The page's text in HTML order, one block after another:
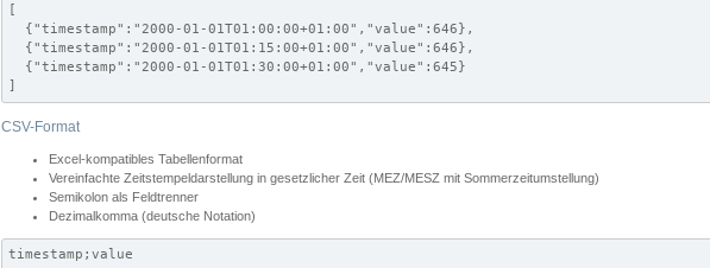
[
  {"timestamp":"2000-01-01T01:00:00+01:00","value":646},
  {"timestamp":"2000-01-01T01:15:00+01:00","value":646},
  {"timestamp":"2000-01-01T01:30:00+01:00","value":645}
]
CSV-Format
Excel-kompatibles Tabellenformat
Vereinfachte Zeitstempeldarstellung in gesetzlicher Zeit (MEZ/MESZ mit Sommerzeitumstellung)
Semikolon als Feldtrenner
Dezimalkomma (deutsche Notation)
timestamp;value